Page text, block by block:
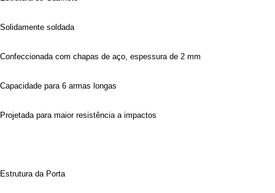
Solidamente soldada
Confeccionada com chapas de aço, espessura de 2 mm
Capacidade para 6 armas longas
Projetada para maior resistência a impactos
Estrutura da Porta